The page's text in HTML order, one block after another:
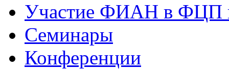
Участие ФИАН в ФЦП
Семинары
Конференции